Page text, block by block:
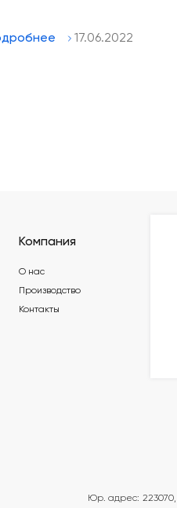
17.06.2022
Компания
О нас
Производство
Контакты
Юр. адрес: